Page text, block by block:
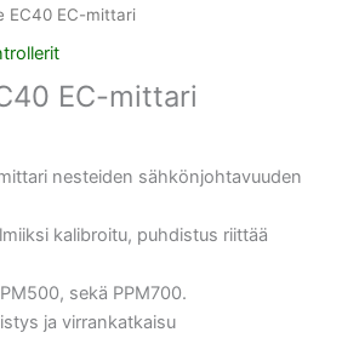
EC40 EC-mittari
EC-mittari
nesteiden sähkönjohtavuuden
kalibroitu, puhdistus riittää
sekä PPM700.
ja virrankatkaisu